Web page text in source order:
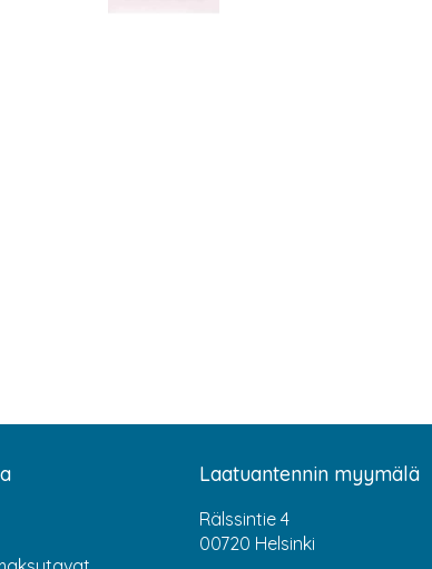
Laatuantennin myymälä
Rälssintie 4
00720 Helsinki